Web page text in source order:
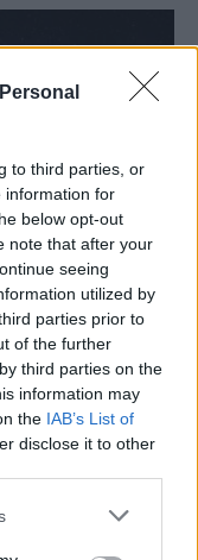
to third parties, or
information for
below opt-out
note that after your
seeing
utilized by
parties prior to
of the further
third parties on the
information may
the IAB’s List of
disclose it to other
or more Google